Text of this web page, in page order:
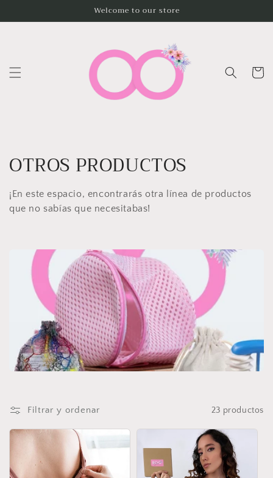
al contenido
Welcome to our store
Carrito
C
o
l
n
OTROS PRODUCTOS
¡En este espacio, encontrarás otra línea de productos
que no sabías que necesitabas!
Filtrar y ordenar 23 productos